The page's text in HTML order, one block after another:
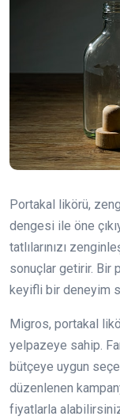
Portakal likörü,
dengesi ile öne
tatlılarınızı
sonuçlar getirir. Bir
keyifli bir deneyim
Migros, portakal
yelpazeye sahip.
bütçeye uygun
düzenlenen
fiyatlarla